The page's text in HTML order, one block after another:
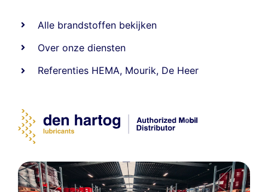
Alle brandstoffen bekijken
Over onze diensten
Referenties HEMA, Mourik, De Heer